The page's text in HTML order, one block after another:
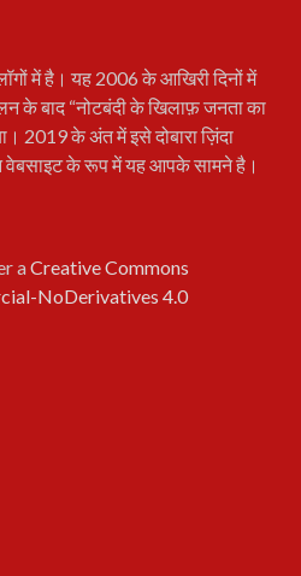
में है। यह 2006 के आखिरी दिनों में
के बाद “नोटबंदी के खिलाफ़ जनता का
2019 के अंत में इसे दोबारा ज़िंदा
वेबसाइट के रूप में यह आपके सामने है।
aCreative Commons
NoDerivatives 4.0